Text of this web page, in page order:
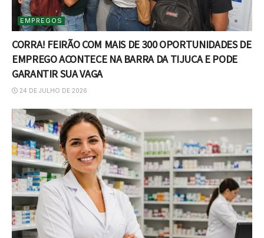
EMPREGOS
CORRA! FEIRÃO COM MAIS DE 300 OPORTUNIDADES DE
EMPREGO ACONTECE NA BARRA DA TIJUCA E PODE
GARANTIR SUA VAGA
24 DE JULHO DE 2026